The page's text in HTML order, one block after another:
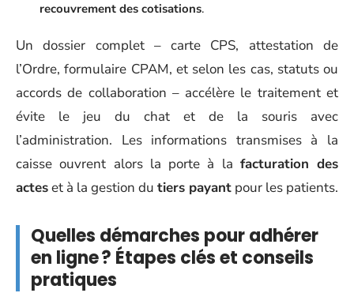
recouvrement des cotisations.
Un dossier complet – carte CPS, attestation de
l’Ordre, formulaire CPAM, et selon les cas, statuts ou
accords de collaboration – accélère le traitement et
évite le jeu du chat et de la souris avec
l’administration. Les informations transmises à la
caisse ouvrent alors la porte à la facturation des
acteset à la gestion du tiers payant pour les patients.
Quelles démarches pour adhérer
en ligne ? Étapes clés et conseils
pratiques